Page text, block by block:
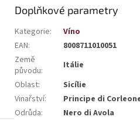
Doplňkové parametry
Kategorie:
Víno
EAN:
8008711010051
Země
původu:
Itálie
Oblast:
Sicílie
Vinařství:
Principe di
Odrůda:
Nero di Avola